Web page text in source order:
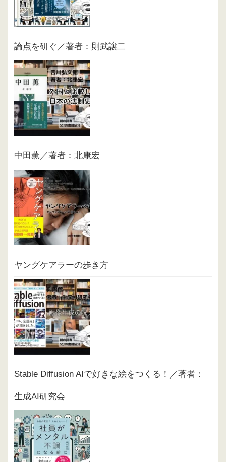
論点を研ぐ／著者：則武譲二
中田薫／著者：北康宏
ヤングケアラーの歩き方
Stable Diffusion AIで好きな絵をつくる！／著者：
生成AI研究会